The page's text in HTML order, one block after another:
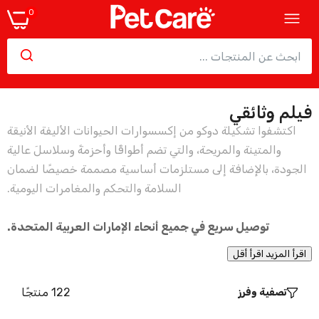
0
حزام صدر للكلاب من دوكو فيرتكس عاكس وخفيف
الوزن للغاية - مقاس متوسط
110.00
21.00
فيلم وثائقي
اكتشفوا تشكيلة دوكو من إكسسوارات الحيوانات الأليفة الأنيقة
والمتينة والمريحة، والتي تضم أطواقًا وأحزمةً وسلاسلَ عالية
الجودة، بالإضافة إلى مستلزمات أساسية مصممة خصيصًا لضمان
السلامة والتحكم والمغامرات اليومية.
توصيل سريع في جميع أنحاء الإمارات العربية المتحدة.
اقرأ المزيد اقرأ أقل
تصفية وفرز 122 منتجًا